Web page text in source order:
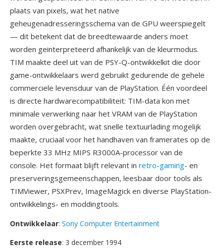
plaats van pixels, wat het native
geheugenadresseringsschema van de GPU weerspiegelt
— dit betekent dat de breedtewaarde anders moet
worden geinterpreteerd afhankelijk van de kleurmodus.
TIM maakte deel uit van de PSY-Q-ontwikkelkit die door
game-ontwikkelaars werd gebruikt gedurende de gehele
commerciele levensduur van de PlayStation. Één voordeel
is directe hardwarecompatibiliteit: TIM-data kon met
minimale verwerking naar het VRAM van de PlayStation
worden overgebracht, wat snelle textuurlading mogelijk
maakte, cruciaal voor het handhaven van framerates op de
beperkte 33 MHz MIPS R3000A-processor van de
console. Het formaat blijft relevant in retro-gaming- en
preserveringsgemeenschappen, leesbaar door tools als
TIMViewer, PSXPrev, ImageMagick en diverse PlayStation-
ontwikkelings- en moddingtools.
Ontwikkelaar: Sony Computer Entertainment
Eerste release: 3 december 1994